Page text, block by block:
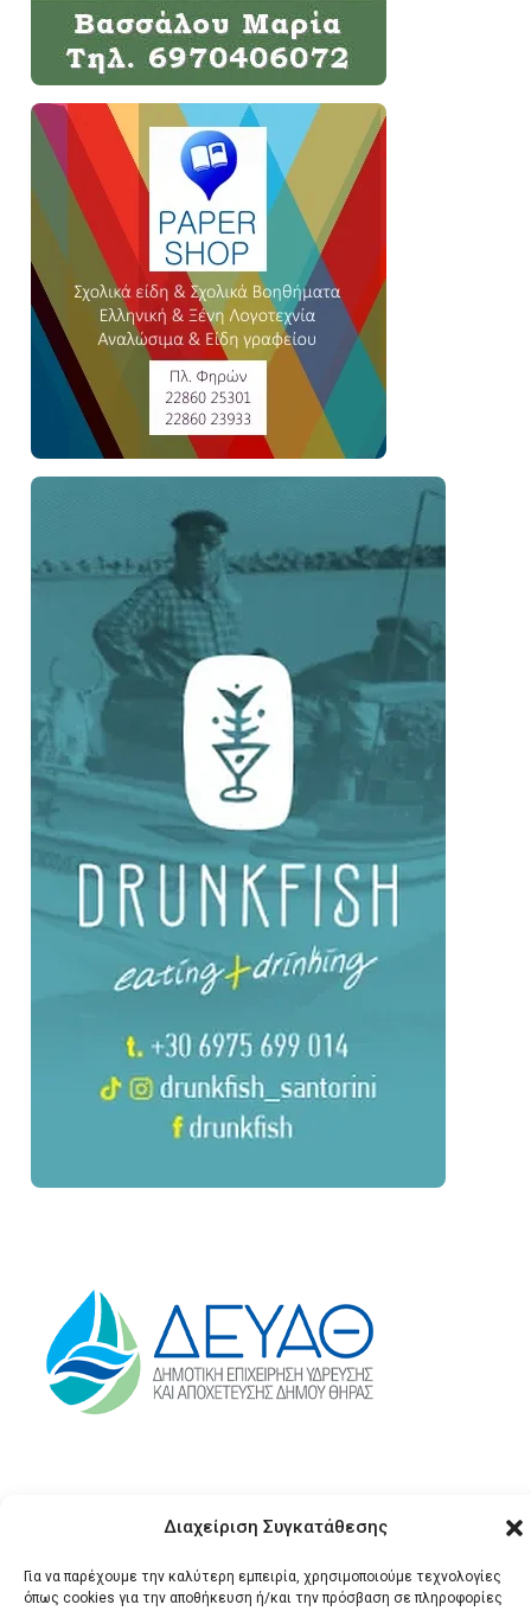
Διαχείριση Συγκατάθεσης
Για να παρέχουμε την καλύτερη εμπειρία, χρησιμοποιούμε τεχνολογίες
όπως cookies για την αποθήκευση ή/και την πρόσβαση σε πληροφορίες